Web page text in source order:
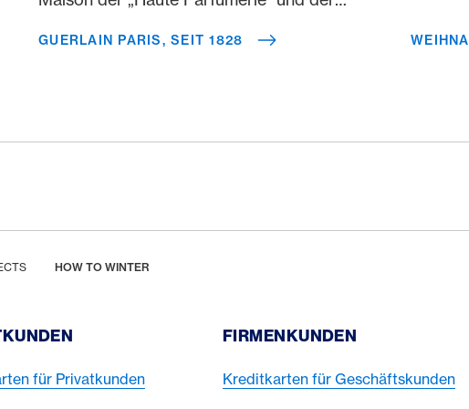
Handwerk auf die künstlerische Ebene. Das
GUERLAIN PARIS, SEIT 1828
HOW TO WINTER
für Privatkunden
FIRMENKUNDEN
Kreditkarten für Geschäftskunden